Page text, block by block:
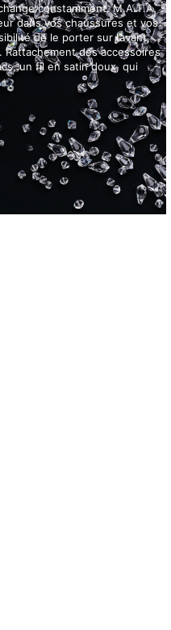
constamment. M.A.T.A.
dans vos chaussures et vos
de le porter sur l’avant,
Rattachement des accessoires
un fil en satin doux, qui